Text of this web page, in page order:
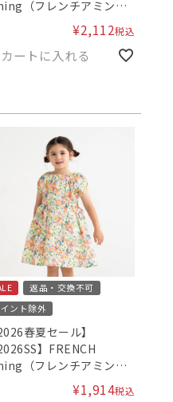
（フレンチアミン
）フラワーカバーオール F
¥2,112税込
カートに入れる
返品・交換不可
ント除外
春夏セール】
】FRENCH
（フレンチアミン
）サマーワンピース
¥1,914税込